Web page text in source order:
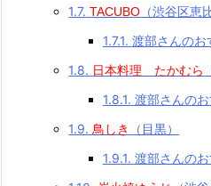
1.7. TACUBO （渋谷区恵
1.7.1. 渡部さんのお
1.8. 日本料理 たかむら
1.8.1. 渡部さんの
1.9. 鳥しき （目黒）
1.9.1. 渡部さんの